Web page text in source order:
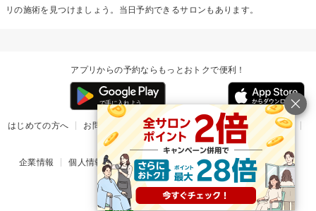
リの施術を見つけましょう。当日予約できるサロンもあります。
アプリからの予約ならもっとおトクで便利！
はじめての方へ お問い合わせ ヘルプ リリース情報
利用規約
掲載ご希望のサロン様
企業情報 個人情報保護方針 楽天のサービス一覧 アプリ一覧
© Rakuten Group, Inc.